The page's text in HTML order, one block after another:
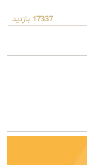
17337 بازدید